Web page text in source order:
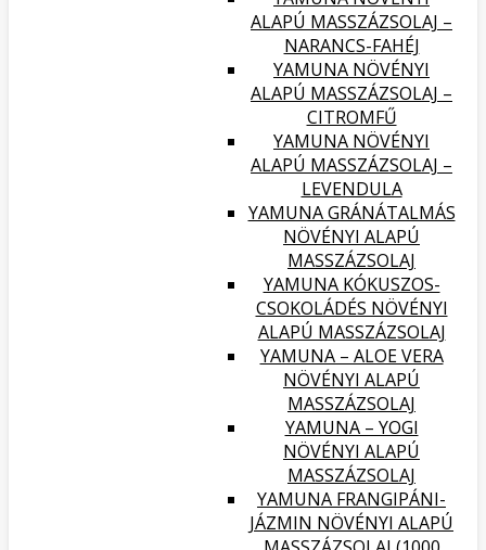
ALAPÚ MASSZÁZSOLAJ –
NARANCS-FAHÉJ
YAMUNA NÖVÉNYI
ALAPÚ MASSZÁZSOLAJ –
CITROMFŰ
YAMUNA NÖVÉNYI
ALAPÚ MASSZÁZSOLAJ –
LEVENDULA
YAMUNA GRÁNÁTALMÁS
NÖVÉNYI ALAPÚ
MASSZÁZSOLAJ
YAMUNA KÓKUSZOS-
CSOKOLÁDÉS NÖVÉNYI
ALAPÚ MASSZÁZSOLAJ
YAMUNA – ALOE VERA
NÖVÉNYI ALAPÚ
MASSZÁZSOLAJ
YAMUNA – YOGI
NÖVÉNYI ALAPÚ
MASSZÁZSOLAJ
YAMUNA FRANGIPÁNI-
JÁZMIN NÖVÉNYI ALAPÚ